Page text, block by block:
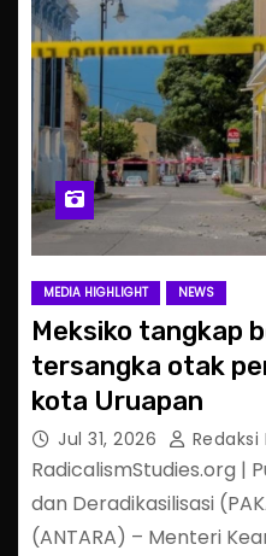
MEDIA HIGHLIGHT NEWS
Meksiko tangkap
tersangka otak
kota Uruapan
Jul 31, 2026 Redaksi
RadicalismStudies.org |
dan Deradikasilisasi
(ANTARA) – Menteri